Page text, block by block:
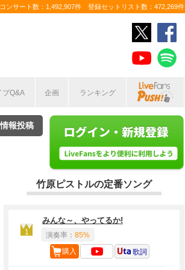
ンサート数：1,492,907件 登録セットリスト数：472,269件
ブQ&A 企画 ランキング
報投稿
竹原ピストルの定番ソング
1
みんな～、やってるか!
演奏率： 85%
購入 歌詞